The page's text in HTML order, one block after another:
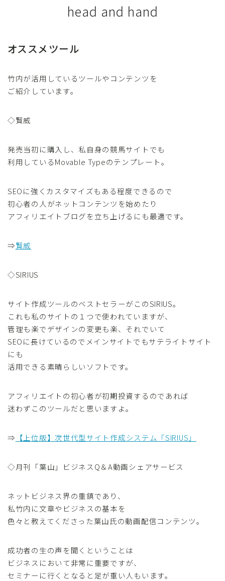
head and hand
オススメツール
竹内が活用しているツールやコンテンツを
ご紹介しています。
◇賢威
発売当初に購入し、私自身の競馬サイトでも
利用しているMovable Typeのテンプレート。
SEOに強くカスタマイズもある程度できるので
初心者の人がネットコンテンツを始めたり
アフィリエイトブログを立ち上げるにも最適です。
⇒賢威
◇SIRIUS
サイト作成ツールのベストセラーがこのSIRIUS。
これも私のサイトの１つで使われていますが、
管理も楽でデザインの変更も楽、それでいて
SEOに長けているのでメインサイトでもサテライトサイト
にも
活用できる素晴らしいソフトです。
アフィリエイトの初心者が初期投資するのであれば
迷わずこのツールだと思いますよ。
⇒ 【上位版】次世代型サイト作成システム「SIRIUS」
◇月刊「葉山」ビジネスQ＆A動画シェアサービス
ネットビジネス界の重鎮であり、
私竹内に文章やビジネスの基本を
色々と教えてくださった葉山氏の動画配信コンテンツ。
成功者の生の声を聞くということは
ビジネスにおいて非常に重要ですが、
セミナーに行くとなると足が重い人もいます。